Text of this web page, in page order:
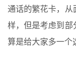
通话的繁花卡，从
样，但是考虑到部
算是给大家多一个